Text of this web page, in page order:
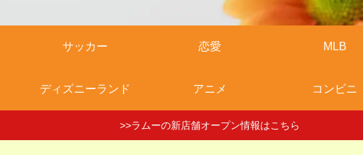
サッカー 恋愛 MLB
ディズニーランド アニメ コンビニ
>>ラムーの新店舗オープン情報はこちら